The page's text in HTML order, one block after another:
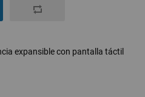
expansible con pantalla táctil